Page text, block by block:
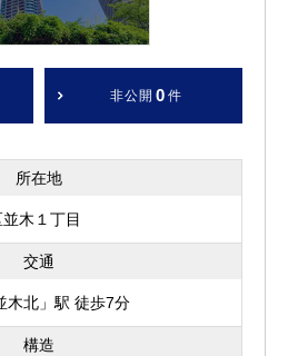
非公開 0 件
所在地
木１丁目
交通
木北」駅 徒歩7分
構造